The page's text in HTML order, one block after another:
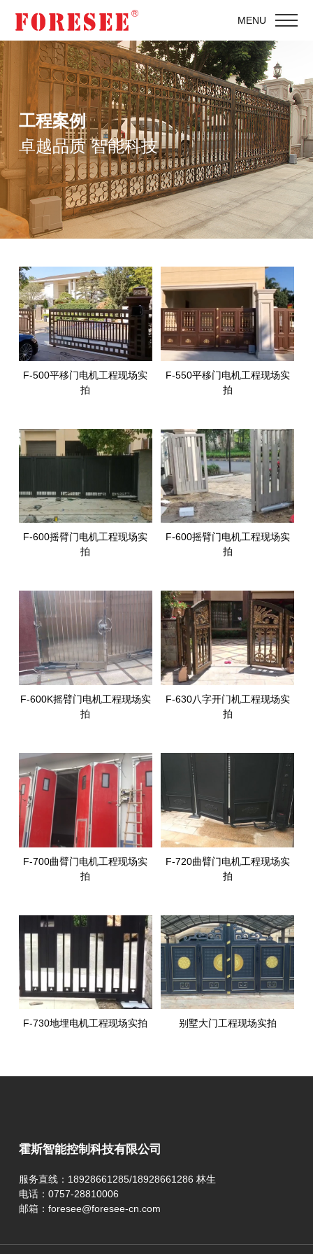
MENU
工程案例
卓越品质 智能科技
F-500平移门电机工程现场实
拍
F-550平移门电机工程现场实
拍
F-600摇臂门电机工程现场实
拍
F-600摇臂门电机工程现场实
拍
F-600K摇臂门电机工程现场实
拍
F-630八字开门机工程现场实
拍
F-700曲臂门电机工程现场实
拍
F-720曲臂门电机工程现场实
拍
F-730地埋电机工程现场实拍 别墅大门工程现场实拍
霍斯智能控制科技有限公司
服务直线：18928661285/18928661286 林生
电话：0757-28810006
邮箱：foresee@foresee-cn.com